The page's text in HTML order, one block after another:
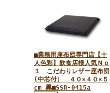
■業務用座布団専門店【十
人色彩】飲食店様人気Ｎｏ
１ こだわりレザー座布団
(中芯付） ４０×４０×５
cm 黒■SSR-0415a